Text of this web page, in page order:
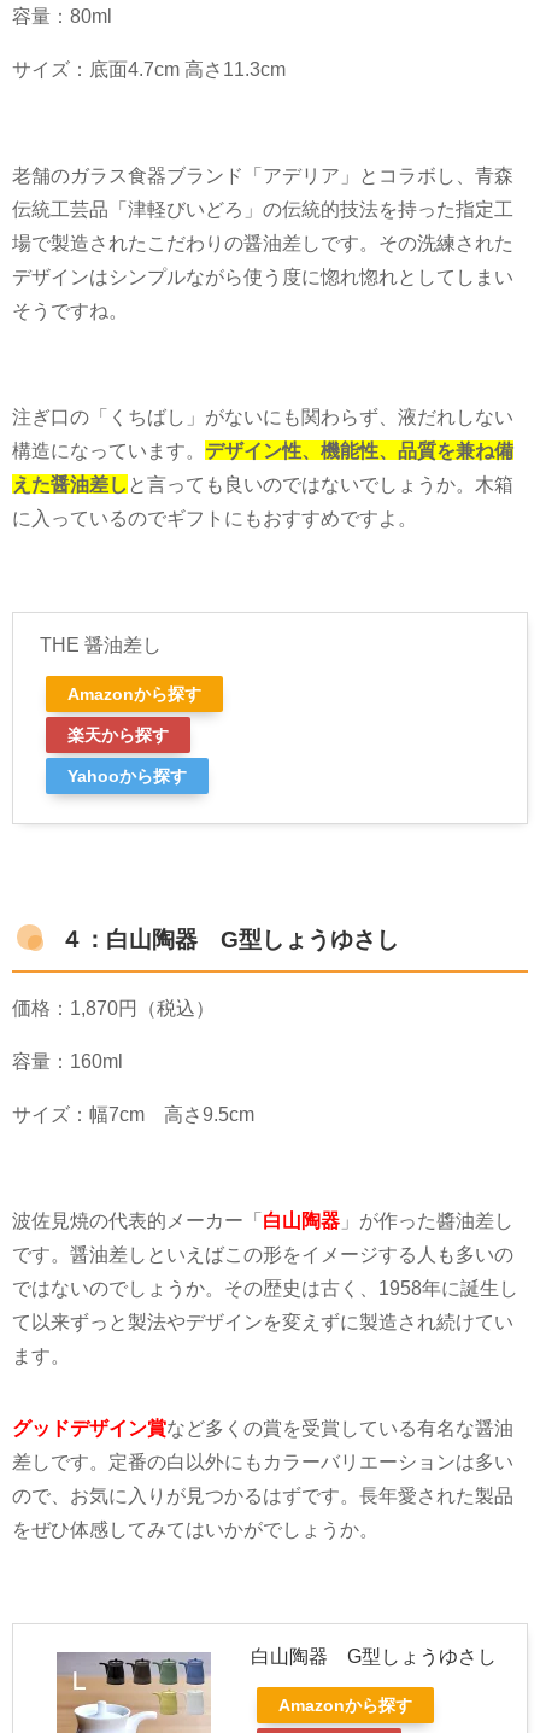
容量： 80ml
サイズ：底面4.7cm 高さ 11.3cm
老舗のガラス食器ブランド「アデリア」とコラボし、青森
伝統工芸品「津軽びいどろ」の伝統的技法を持った指定工
場で製造されたこだわりの醤油差しです。その洗練された
デザインはシンプルながら使う度に惚れ惚れとしてしまい
そうですね。
注ぎ口の「くちばし」がないにも関わらず、液だれしない
構造になっています。 デザイン性、機能性、品質を兼ね備
えた醤油差し と言っても良いのではないでしょうか。木箱
に入っているのでギフトにもおすすめですよ。
THE 醤油差し
Amazonから探す
楽天から探す
Yahooから探す
４：白山陶器 G型しょうゆさし
価格： 1,870円（税込）
容量： 160ml
サイズ：幅7cm 高さ9.5cm
波佐見焼の代表的メーカー「 白山陶器 」が作った醬油差し
です。醤油差しといえばこの形をイメージする人も多いの
ではないのでしょうか。その歴史は古く、 1958年に誕生し
て以来ずっと製法やデザインを変えずに製造され続けてい
ます。
グッドデザイン賞など多くの賞を受賞している有名な醤油
差しです。定番の白以外にもカラーバリエーションは多い
ので、お気に入りが見つかるはずです。長年愛された製品
をぜひ体感してみてはいかがでしょうか。
白山陶器 G型しょうゆさし
Amazonから探す